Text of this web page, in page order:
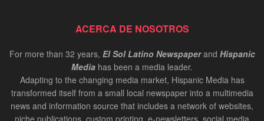
ACERCA DE NOSOTROS
For more than 32 years, El Sol Latino Newspaperand Hispanic
Media has been a media leader.
Adapting to the changing media market, Hispanic Media has
transformed itself from a small local newspaper into a multimedia
news and information source that includes a network of websites,